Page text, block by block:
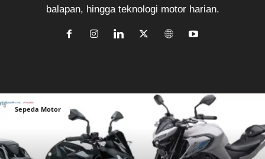
balapan, hingga teknologi motor harian.
Sepeda Motor